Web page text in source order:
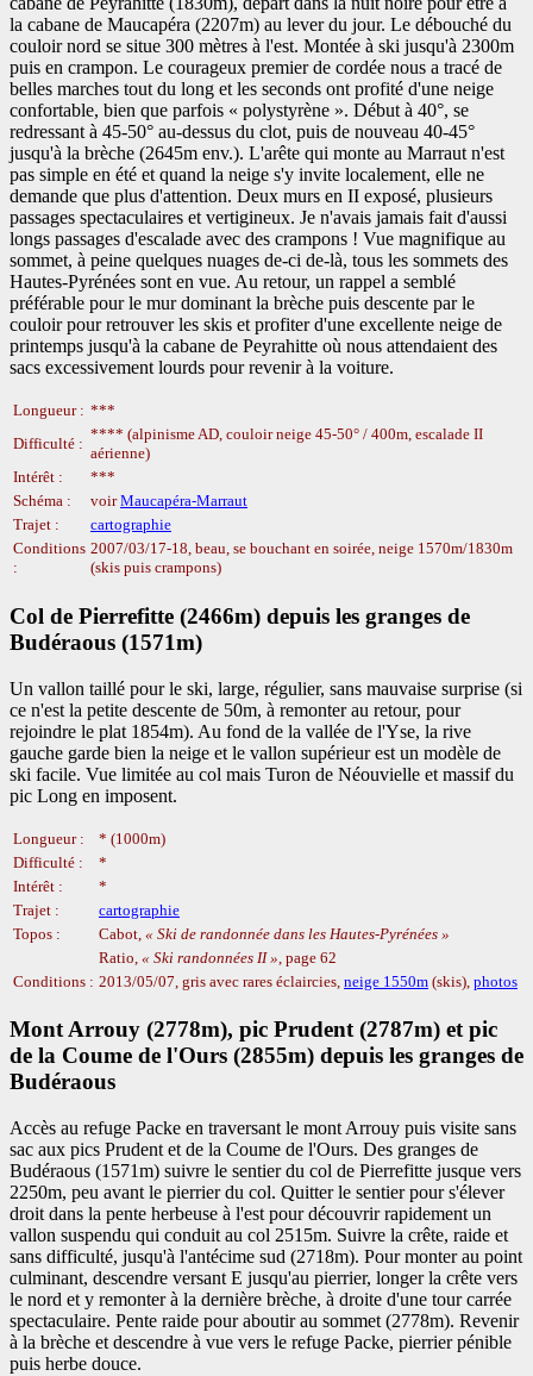
la cabane de Maucapéra (2207m) au lever du jour. Le débouché du
couloir nord se situe 300 mètres à l'est. Montée à ski jusqu'à 2300m
puis en crampon. Le courageux premier de cordée nous a tracé de
belles marches tout du long et les seconds ont profité d'une neige
confortable, bien que parfois « polystyrène ». Début à 40°, se
redressant à 45-50° au-dessus du clot, puis de nouveau 40-45°
jusqu'à la brèche (2645m env.). L'arête qui monte au Marraut n'est
pas simple en été et quand la neige s'y invite localement, elle ne
demande que plus d'attention. Deux murs en II exposé, plusieurs
passages spectaculaires et vertigineux. Je n'avais jamais fait d'aussi
longs passages d'escalade avec des crampons ! Vue magnifique au
sommet, à peine quelques nuages de-ci de-là, tous les sommets des
Hautes-Pyrénées sont en vue. Au retour, un rappel a semblé
préférable pour le mur dominant la brèche puis descente par le
couloir pour retrouver les skis et profiter d'une excellente neige de
printemps jusqu'à la cabane de Peyrahitte où nous attendaient des
sacs excessivement lourds pour revenir à la voiture.
Longueur : ***
Difficulté :
**** (alpinisme AD, couloir neige 45-50° / 400m, escalade II
aérienne)
Intérêt :
***
Schéma :
voirMaucapéra-Marraut
Trajet :
cartographie
Conditions
:
2007/03/17-18, beau, se bouchant en soirée, neige 1570m/1830m
(skis puis crampons)
Col de Pierrefitte (2466m) depuis les granges de
Budéraous (1571m)
Un vallon taillé pour le ski, large, régulier, sans mauvaise surprise (si
ce n'est la petite descente de 50m, à remonter au retour, pour
rejoindre le plat 1854m). Au fond de la vallée de l'Yse, la rive
gauche garde bien la neige et le vallon supérieur est un modèle de
ski facile. Vue limitée au col mais Turon de Néouvielle et massif du
pic Long en imposent.
Longueur :
* (1000m)
Difficulté :
*
Intérêt :
*
Trajet :
cartographie
Topos :
Cabot,
Ski de randonnée dans les Hautes-Pyrénées
Ratio,
Ski randonnées II
, page 62
Conditions : 2013/05/07, gris avec rares éclaircies, neige 1550m (skis), photos
Mont Arrouy (2778m), pic Prudent (2787m) et pic
de la Coume de l'Ours (2855m) depuis les granges de
Budéraous
Accès au refuge Packe en traversant le mont Arrouy puis visite sans
sac aux pics Prudent et de la Coume de l'Ours. Des granges de
Budéraous (1571m) suivre le sentier du col de Pierrefitte jusque vers
2250m, peu avant le pierrier du col. Quitter le sentier pour s'élever
droit dans la pente herbeuse à l'est pour découvrir rapidement un
vallon suspendu qui conduit au col 2515m. Suivre la crête, raide et
sans difficulté, jusqu'à l'antécime sud (2718m). Pour monter au point
culminant, descendre versant E jusqu'au pierrier, longer la crête vers
le nord et y remonter à la dernière brèche, à droite d'une tour carrée
spectaculaire. Pente raide pour aboutir au sommet (2778m). Revenir
à la brèche et descendre à vue vers le refuge Packe, pierrier pénible
puis herbe douce.